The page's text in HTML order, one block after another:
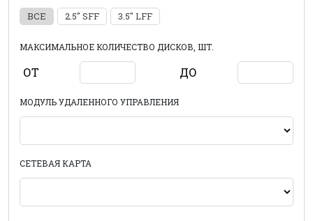
ВСЕ 2.5" SFF 3.5" LFF
МАКСИМАЛЬНОЕ КОЛИЧЕСТВО ДИСКОВ, ШТ.
ОТ ДО
МОДУЛЬ УДАЛЕННОГО УПРАВЛЕНИЯ
СЕТЕВАЯ КАРТА